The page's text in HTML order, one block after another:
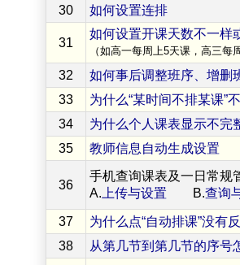
30
如何设置连排
31
如何设置开课天数不一样
（如高一每周上5天课，高三每
32
如何事后调整班序、增删
33
为什么“某时间不排某课”
34
为什么个人课表显示不完
35
教师信息自动生成设置
36
手机查询课表及一日常规
A. 上传与设置 B.查询
37
为什么点“自动排课”没有
38
从第几节到第几节的序号